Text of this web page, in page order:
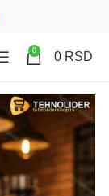
0 0 RSD